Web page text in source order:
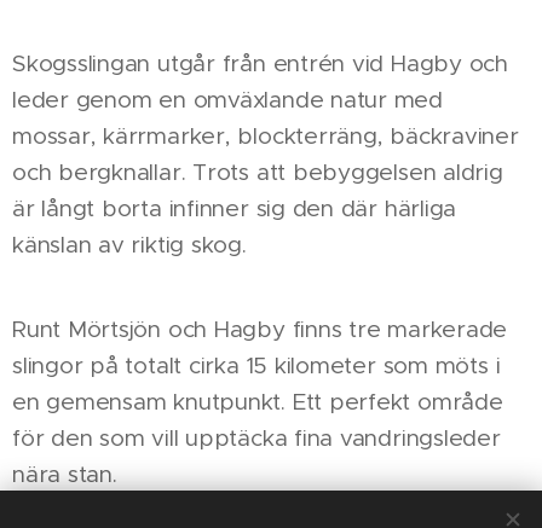
Skogsslingan utgår från entrén vid Hagby och
leder genom en omväxlande natur med
mossar, kärrmarker, blockterräng, bäckraviner
och bergknallar. Trots att bebyggelsen aldrig
är långt borta infinner sig den där härliga
känslan av riktig skog. 🌿
Runt Mörtsjön och Hagby finns tre markerade
slingor på totalt cirka 15 kilometer som möts i
en gemensam knutpunkt. Ett perfekt område
för den som vill upptäcka fina vandringsleder
nära stan.